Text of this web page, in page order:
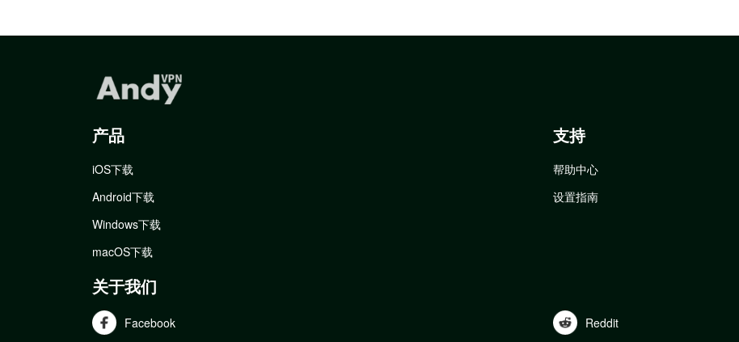
产品
iOS下载
Android下载
Windows下载
macOS下载
支持
帮助中心
设置指南
关于我们
Facebook Reddit